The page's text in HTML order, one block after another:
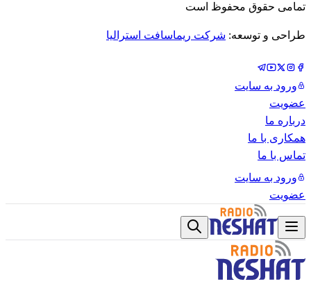
تمامی حقوق محفوظ است
طراحی و توسعه: شرکت ریماسافت استرالیا
ورود به سایت
عضویت
درباره ما
همکاری با ما
تماس با ما
ورود به سایت
عضویت